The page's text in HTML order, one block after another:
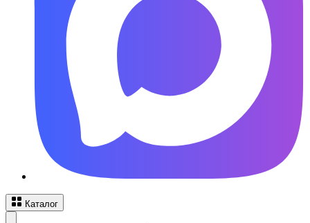
Каталог